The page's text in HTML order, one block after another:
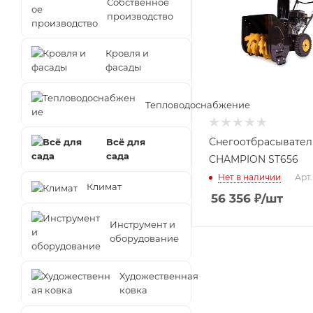
CHAMPION ST656
Нет в наличии
56 356 ₽/шт
производство
Кровля и
фасады
Тепловодоснабжение
Всё для
сада
Климат
Инструмент и
оборудование
Художественная
ковка